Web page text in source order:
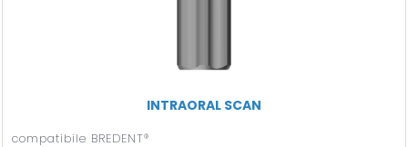
INTRAORAL SCAN
compatibile BREDENT®